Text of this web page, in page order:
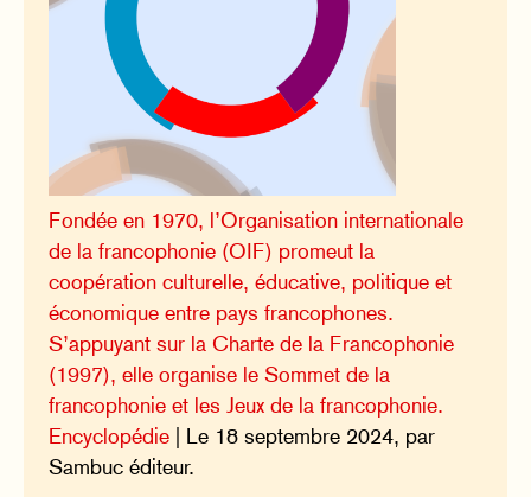
Fondée en 1970, l’Organisation internationale
de la francophonie (OIF) promeut la
coopération culturelle, éducative, politique et
économique entre pays francophones.
S’appuyant sur la Charte de la Francophonie
(1997), elle organise le Sommet de la
francophonie et les Jeux de la francophonie.
Encyclopédie | Le 18 septembre 2024, par
Sambuc éditeur.